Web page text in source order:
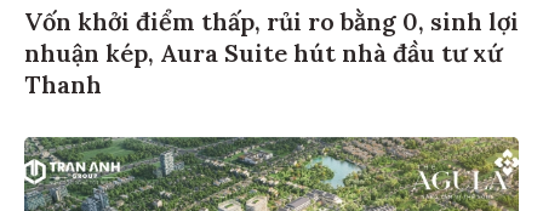
Vốn khởi điểm thấp, rủi ro bằng 0, sinh lợi
nhuận kép, Aura Suite hút nhà đầu tư xứ
Thanh